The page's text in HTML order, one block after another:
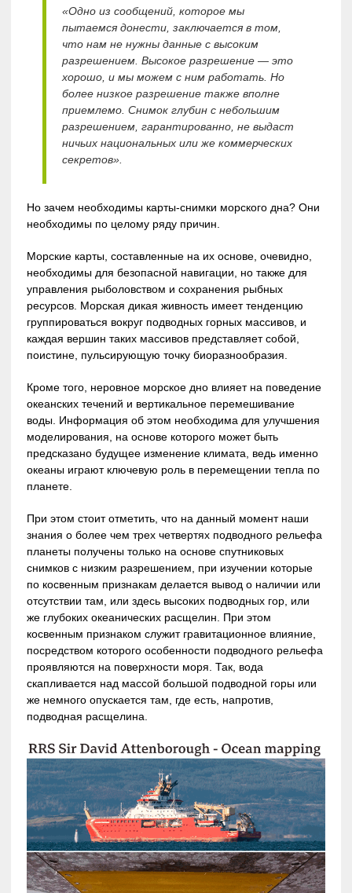
«Одно из сообщений, которое мы
пытаемся донести, заключается в том,
что нам не нужны данные с высоким
разрешением. Высокое разрешение — это
хорошо, и мы можем с ним работать. Но
более низкое разрешение также вполне
приемлемо. Снимок глубин с небольшим
разрешением, гарантированно, не выдаст
ничьих национальных или же коммерческих
секретов».
Но зачем необходимы карты-снимки морского дна? Они
необходимы по целому ряду причин.
Морские карты, составленные на их основе, очевидно,
необходимы для безопасной навигации, но также для
управления рыболовством и сохранения рыбных
ресурсов. Морская дикая живность имеет тенденцию
группироваться вокруг подводных горных массивов, и
каждая вершин таких массивов представляет собой,
поистине, пульсирующую точку биоразнообразия.
Кроме того, неровное морское дно влияет на поведение
океанских течений и вертикальное перемешивание
воды. Информация об этом необходима для улучшения
моделирования, на основе которого может быть
предсказано будущее изменение климата, ведь именно
океаны играют ключевую роль в перемещении тепла по
планете.
При этом стоит отметить, что на данный момент наши
знания о более чем трех четвертях подводного рельефа
планеты получены только на основе спутниковых
снимков с низким разрешением, при изучении которые
по косвенным признакам делается вывод о наличии или
отсутствии там, или здесь высоких подводных гор, или
же глубоких океанических расщелин. При этом
косвенным признаком служит гравитационное влияние,
посредством которого особенности подводного рельефа
проявляются на поверхности моря. Так, вода
скапливается над массой большой подводной горы или
же немного опускается там, где есть, напротив,
подводная расщелина.